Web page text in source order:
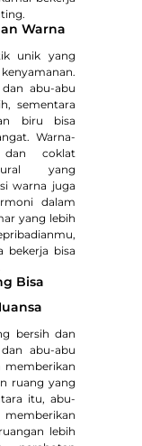
Warna
unik yang
abu-abu
sementara
biru bisa
Warna-
coklat
yang
warna juga
dalam
yang lebih
bekerja bisa
Bisa
bersih dan
abu-abu
memberikan
ruang yang
itu, abu-
lebih